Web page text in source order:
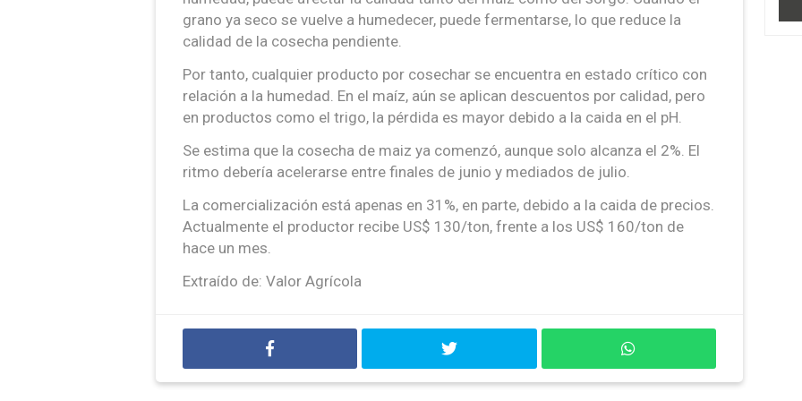
grano ya seco se vuelve a humedecer, puede fermentarse, lo que reduce la
calidad de la cosecha pendiente.
Por tanto, cualquier producto por cosechar se encuentra en estado crítico con
relación a la humedad. En el maíz, aún se aplican descuentos por calidad, pero
en productos como el trigo, la pérdida es mayor debido a la caida en el pH.
Se estima que la cosecha de maiz ya comenzó, aunque solo alcanza el 2%. El
ritmo debería acelerarse entre finales de junio y mediados de julio.
La comercialización está apenas en 31%, en parte, debido a la caida de precios.
Actualmente el productor recibe US$ 130/ton, frente a los US$ 160/ton de
hace un mes.
Extraído de: Valor Agrícola